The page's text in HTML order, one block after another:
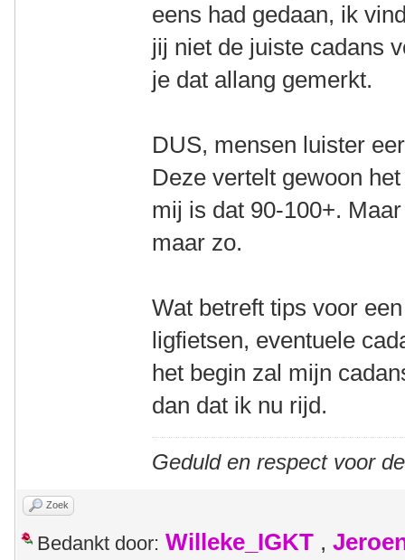
eens had gedaan, ik
jij niet de juiste cadans
je dat allang gemerkt.
DUS, mensen luister
Deze vertelt gewoon
mij is dat 90-100+.
maar zo.
Wat betreft tips voor
ligfietsen, eventuele
het begin zal mijn
dan dat ik nu rijd.
Geduld en respect voor
Zoek
Bedankt door: Willeke_IGKT ,